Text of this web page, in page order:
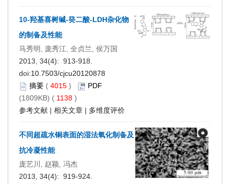
10-羟基喜树碱-癸二酸-LDH杂化物
的制备及性能
马秀明, 庞秀江, 全贞兰, 侯万国
2013, 34(4): 913-918.
doi:10.7503/cjcu20120878
摘要 ( 4015 )
PDF
(1809KB) ( 1138 )
参考文献 | 相关文章 | 多维度评价
不同超疏水铜表面的湿法氧化制备及
抗冷凝性能
庞艺川, 赵颖, 冯杰
2013, 34(4): 919-924.